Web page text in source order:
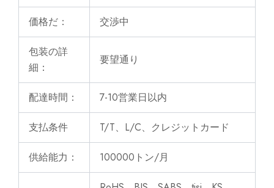
価格だ： 交渉中
包装の詳
細：
要望通り
配達時間： 7-10営業日以内
支払条件 T/T、L/C、クレジットカード
供給能力： 100000トン/月